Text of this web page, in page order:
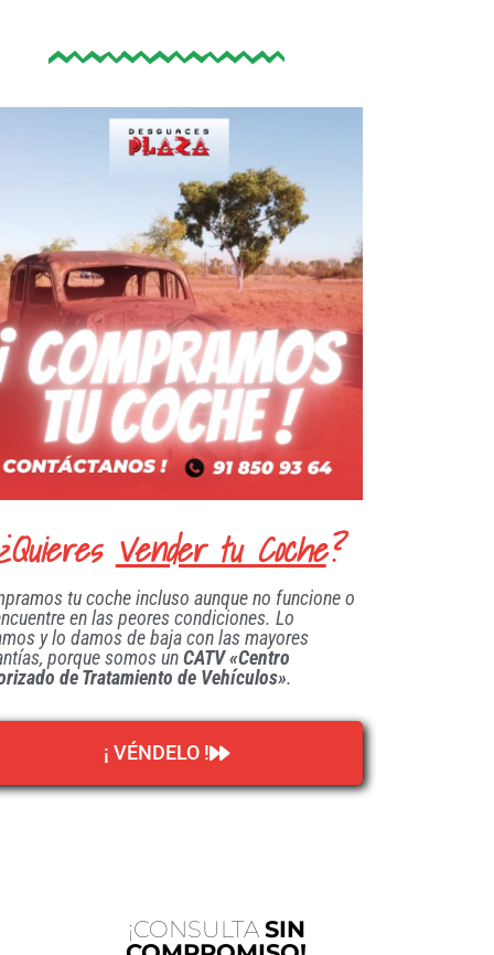
Vender tu Coche?
tu coche incluso aunque no funcione o
en las peores condiciones. Lo
y lo damos de baja con las mayores
porque somos unCATV «Centro
de Tratamiento de Vehículos».
¡ VÉNDELO !
¡CONSULTA SIN